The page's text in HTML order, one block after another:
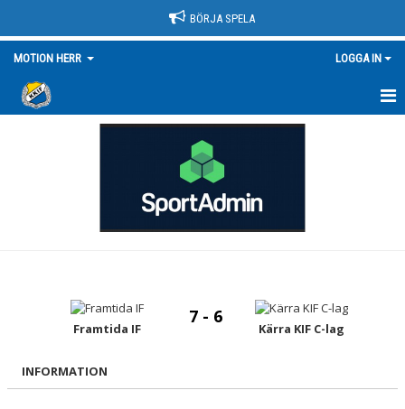
BÖRJA SPELA
MOTION HERR LOGGA IN
BILDGALLERI
DOKUMENT
Framtida IF
7 - 6
Kärra KIF C-lag
INFORMATION